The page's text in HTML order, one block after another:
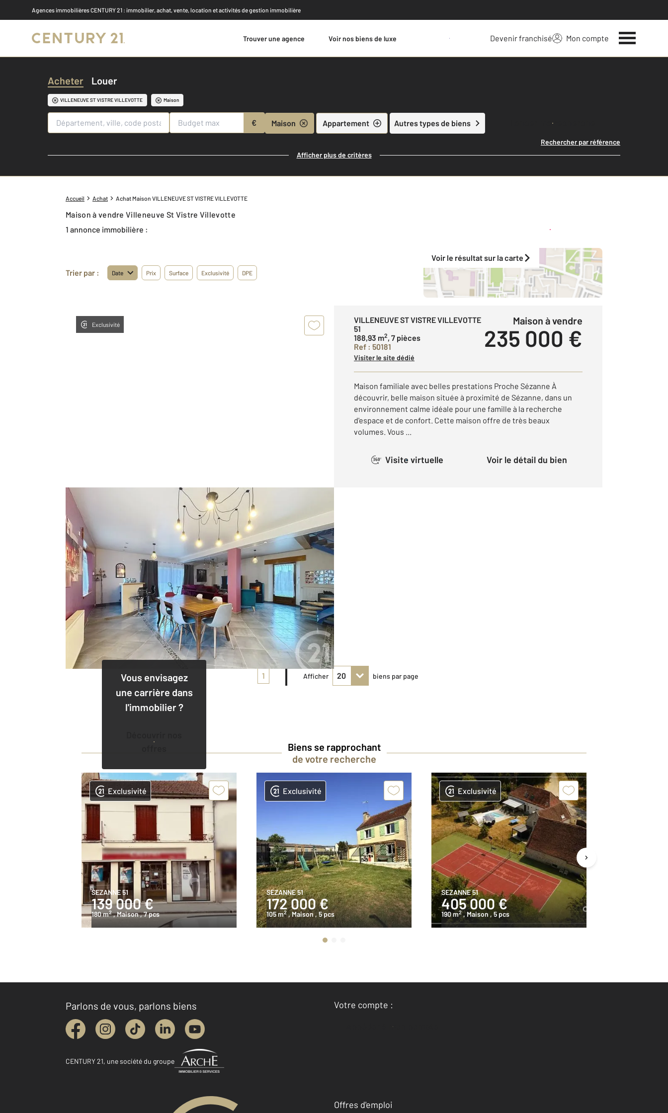
Agences immobilières CENTURY 21 : immobilier, achat, vente, location et activités de gestion immobilière
Trouver une agence Voir nos biens de luxe Estimer votre bien Devenir franchisé Mon compte
Acheter Louer
VILLENEUVE ST VISTRE VILLEVOTTE Maison
€ Maison Appartement Autres types de biens Lancer ma recherche
Rechercher par référence
Afficher plus de critères
Accueil Achat Achat Maison VILLENEUVE ST VISTRE VILLEVOTTE
Maison à vendre Villeneuve St Vistre Villevotte
1 annonce immobilière :
Créer une alerte
Trier par : Date Prix Surface Exclusivité DPE
Voir le résultat sur la carte
Exclusivité
VILLENEUVE ST VISTRE VILLEVOTTE
51
188,93 m2, 7 pièces
Ref : 50181
Maison à vendre
235 000 €
Visiter le site dédié
Maison familiale avec belles prestations Proche Sézanne À
découvrir, belle maison située à proximité de Sézanne, dans un
environnement calme idéale pour une famille à la recherche
d'espace et de confort. Cette maison offre de très beaux
volumes. Vous ...
360° Visite virtuelle Voir le détail du bien
Vous envisagez
une carrière dans
l'immobilier ?
1 Afficher biens par page
Biens se rapprochant
de votre recherche
Exclusivité
SEZANNE 51
139 000 €
180 m2 , Maison, 7 pcs
Exclusivité
SEZANNE 51
172 000 €
105 m2 , Maison , 5 pcs
Exclusivité
SEZANNE 51
405 000 €
190 m2 , Maison , 5 pcs
Parlons de vous, parlons biens
CENTURY 21, une société du groupe
Votre compte :
Accéder à mon compte
Offres d'emploi